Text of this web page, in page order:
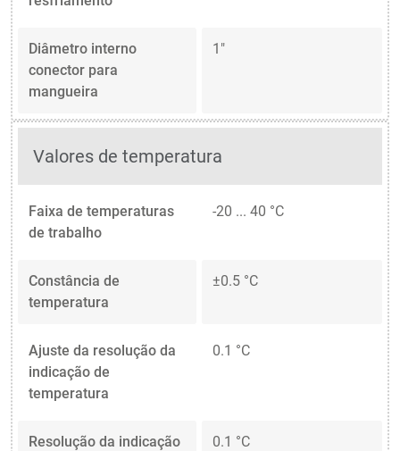
Diâmetro interno
conector para
mangueira
1"
Valores de temperatura
Faixa de temperaturas
de trabalho
-20 ... 40 °C
Constância de
temperatura
±0.5 °C
Ajuste da resolução da
indicação de
temperatura
0.1 °C
Resolução da indicação
0.1 °C